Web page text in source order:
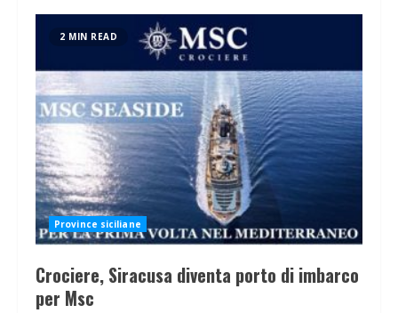
2 MIN READ
Province siciliane
Crociere, Siracusa diventa porto di imbarco
per Msc